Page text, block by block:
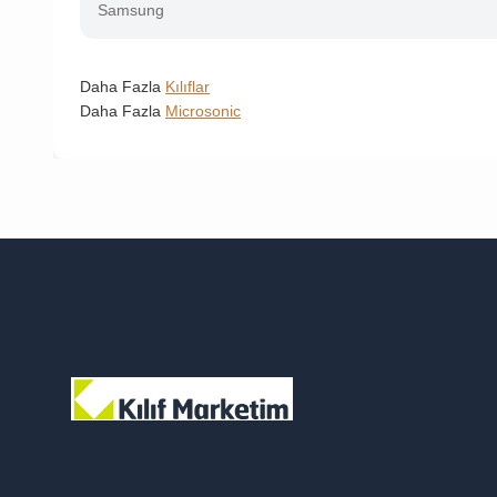
Samsung
Daha Fazla Kılıflar
Daha Fazla Microsonic